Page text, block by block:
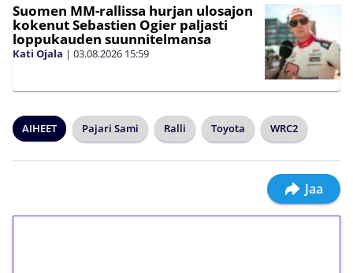
Suomen MM-rallissa hurjan ulosajon
kokenut Sebastien Ogier paljasti
loppukauden suunnitelmansa
Kati Ojala | 03.08.2026 15:59
AIHEET Pajari Sami Ralli Toyota WRC2
Jaa